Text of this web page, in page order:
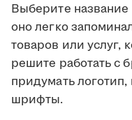
Выберите
оно легко
товаров или услуг,
решите работать с
придумать
шрифты.